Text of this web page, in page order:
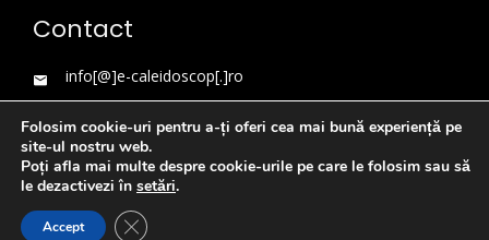
Contact
info[@]e-caleidoscop[.]ro
WordPress Theme
Folosim cookie-uri pentru a-ți oferi cea mai bună experiență pe
site-ul nostru web.
Poți afla mai multe despre cookie-urile pe care le folosim sau să
le dezactivezi în setări.
Accept Close GDPR Cookie Banner